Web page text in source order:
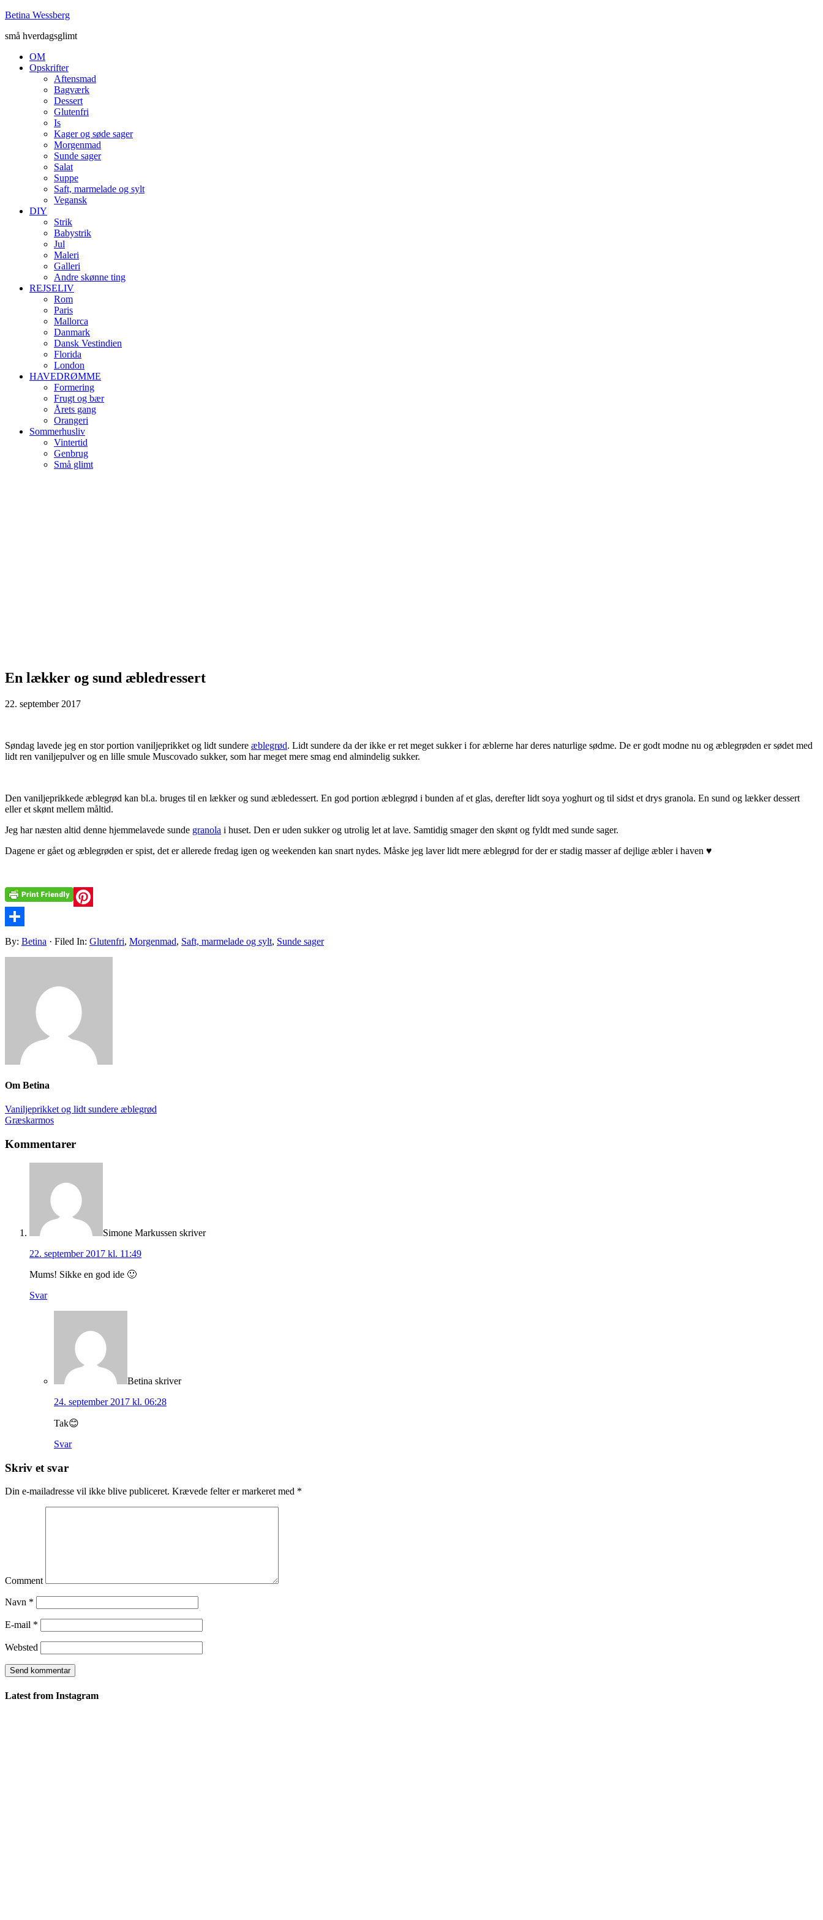
Betina Wessberg
små hverdagsglimt
OM
Opskrifter
Aftensmad
Bagværk
Dessert
Glutenfri
Is
Kager og søde sager
Morgenmad
Sunde sager
Salat
Suppe
Saft, marmelade og sylt
Vegansk
DIY
Strik
Babystrik
Jul
Maleri
Galleri
Andre skønne ting
REJSELIV
Rom
Paris
Mallorca
Danmark
Dansk Vestindien
Florida
London
HAVEDRØMME
Formering
Frugt og bær
Årets gang
Orangeri
Sommerhusliv
Vintertid
Genbrug
Små glimt
En lækker og sund æbledressert
22. september 2017
Søndag lavede jeg en stor portion vaniljeprikket og lidt sundere æblegrød. Lidt sundere da der ikke er ret meget sukker i for æblerne har deres naturlige sødme. De er godt modne nu og æblegrøden er sødet med
lidt ren vaniljepulver og en lille smule Muscovado sukker, som har meget mere smag end almindelig sukker.
Den vaniljeprikkede æblegrød kan bl.a. bruges til en lækker og sund æbledessert. En god portion æblegrød i bunden af et glas, derefter lidt soya yoghurt og til sidst et drys granola. En sund og lækker dessert
eller et skønt mellem måltid.
Jeg har næsten altid denne hjemmelavede sunde granola i huset. Den er uden sukker og utrolig let at lave. Samtidig smager den skønt og fyldt med sunde sager.
Dagene er gået og æblegrøden er spist, det er allerede fredag igen og weekenden kan snart nydes. Måske jeg laver lidt mere æblegrød for der er stadig masser af dejlige æbler i haven ♥
Pinterest
Share
By: Betina · Filed In: Glutenfri, Morgenmad, Saft, marmelade og sylt, Sunde sager
Om Betina
Vaniljeprikket og lidt sundere æblegrød
Græskarmos
Kommentarer
Simone Markussen skriver
22. september 2017 kl. 11:49
Mums! Sikke en god ide 🙂
Svar
Betina skriver
24. september 2017 kl. 06:28
Tak😊
Svar
Skriv et svar
Din e-mailadresse vil ikke blive publiceret. Krævede felter er markeret med *
Comment
Navn *
E-mail *
Websted
Latest from Instagram